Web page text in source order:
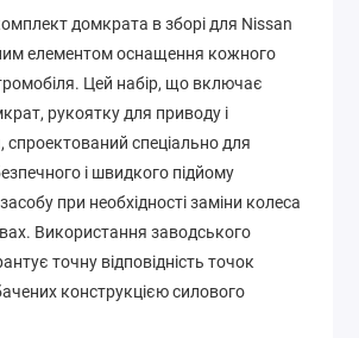
домкрата в зборі для Nissan
елементом оснащення кожного
Цей набір, що включає
рукоятку для приводу і
спеціально для
і швидкого підйому
при необхідності заміни колеса
Використання заводського
точну відповідність точок
конструкцією силового